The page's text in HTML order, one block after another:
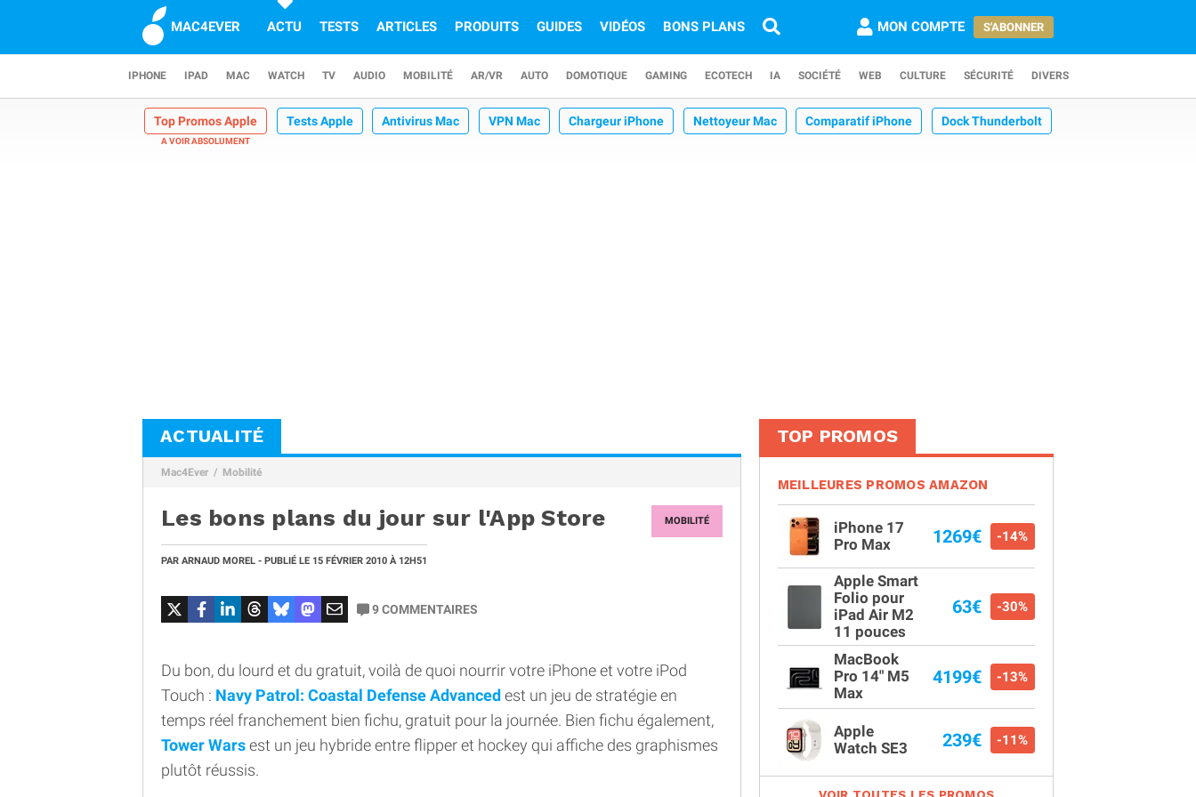
MAC4EVER ACTU TESTS ARTICLES PRODUITS GUIDES VIDÉOS BONS PLANS MON COMPTE S'ABONNER
IPHONE IPAD MAC WATCH TV AUDIO MOBILITÉ AR/VR AUTO DOMOTIQUE GAMING ECOTECH IA SOCIÉTÉ WEB CULTURE SÉCURITÉ DIVERS
Top Promos Apple Tests Apple Antivirus Mac VPN Mac Chargeur iPhone Nettoyeur Mac Comparatif iPhone Dock Thunderbolt
ACTUALITÉ
Mac4Ever Mobilité
MOBILITÉ
Les bons plans du jour sur l'App Store
PAR ARNAUD MOREL - PUBLIÉ LE 15 FÉVRIER 2010 À 12H51
9COMMENTAIRES
Du bon, du lourd et du gratuit, voilà de quoi nourrir votre iPhone et votre iPod
Touch : Navy Patrol: Coastal Defense Advanced est un jeu de stratégie en
temps réel franchement bien fichu, gratuit pour la journée. Bien fichu également,
Tower Warsest un jeu hybride entre flipper et hockey qui affiche des graphismes
plutôt réussis.
TOP PROMOS
MEILLEURES PROMOS AMAZON
iPhone 17
Pro Max
1269€ -14%
Apple Smart
Folio pour
iPad Air M2
11 pouces
63€ -30%
MacBook
Pro 14" M5
Max
4199€ -13%
Apple
Watch SE3
239€ -11%